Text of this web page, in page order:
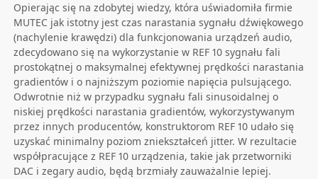
Opierając się na zdobytej wiedzy, która uświadomiła firmie
MUTEC jak istotny jest czas narastania sygnału dźwiękowego
(nachylenie krawędzi) dla funkcjonowania urządzeń audio,
zdecydowano się na wykorzystanie w REF 10 sygnału fali
prostokątnej o maksymalnej efektywnej prędkości narastania
gradientów i o najniższym poziomie napięcia pulsującego.
Odwrotnie niż w przypadku sygnału fali sinusoidalnej o
niskiej prędkości narastania gradientów, wykorzystywanym
przez innych producentów, konstruktorom REF 10 udało się
uzyskać minimalny poziom zniekształceń jitter. W rezultacie
współpracujące z REF 10 urządzenia, takie jak przetworniki
DAC i zegary audio, będą brzmiały zauważalnie lepiej.